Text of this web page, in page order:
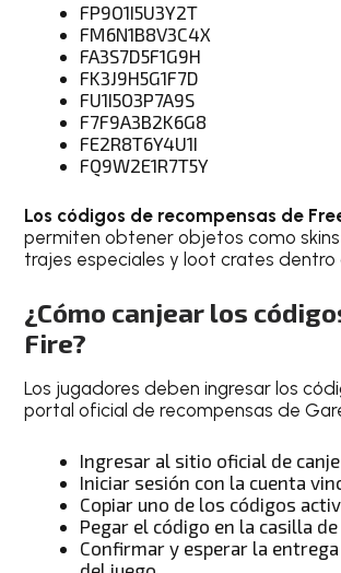
FP9O1I5U3Y2T
FM6N1B8V3C4X
FA3S7D5F1G9H
FK3J9H5G1F7D
FU1I5O3P7A9S
F7F9A3B2K6G8
FE2R8T6Y4U1I
FQ9W2E1R7T5Y
Los códigos de recompensas de
permiten obtener objetos como
trajes especiales y loot crates dentro
¿Cómo canjear los
Fire?
Los jugadores deben ingresar los
portal oficial de recompensas de
Ingresar al sitio oficial de
Iniciar sesión con la cuenta
Copiar uno de los códigos
Pegar el código en la casilla
Confirmar y esperar la